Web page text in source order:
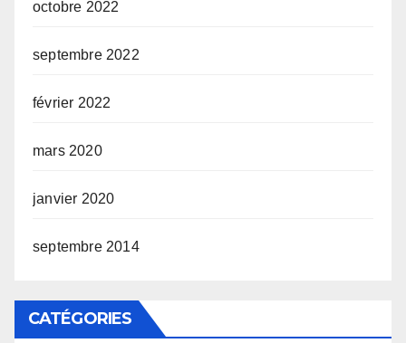
octobre 2022
septembre 2022
février 2022
mars 2020
janvier 2020
septembre 2014
CATÉGORIES